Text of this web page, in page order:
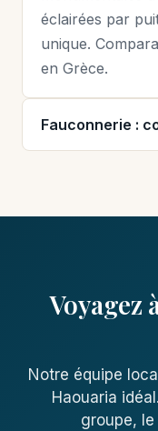
éclairées par
unique.
en Grèce.
Fauconnerie :
Voyagez
Notre équipe
Haouaria
groupe,